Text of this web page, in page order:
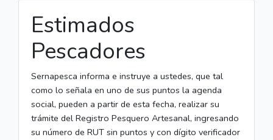
Estimados
Pescadores
Sernapesca informa e instruye a ustedes, que tal
como lo señala en uno de sus puntos la agenda
social, pueden a partir de esta fecha, realizar su
trámite del Registro Pesquero Artesanal, ingresando
su número de RUT sin puntos y con dígito verificador